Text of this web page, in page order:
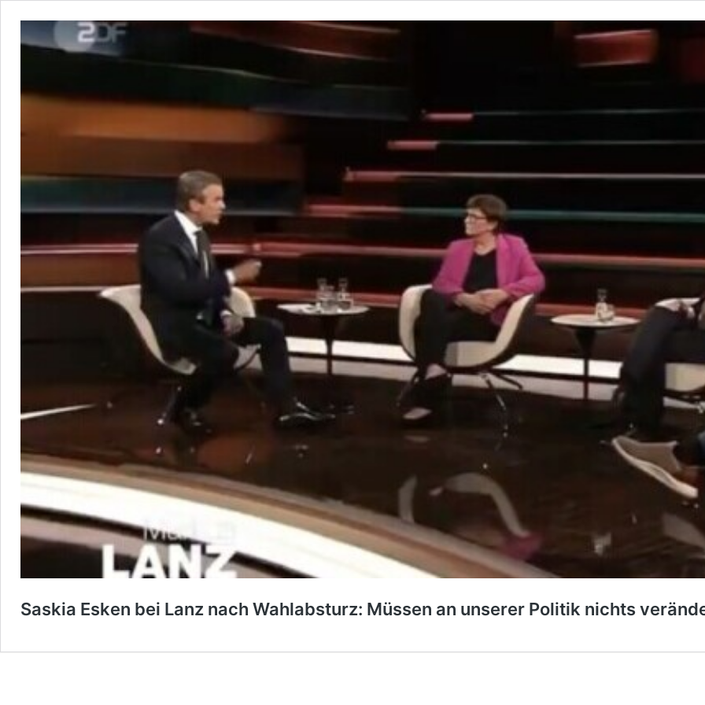
Saskia Esken bei Lanz nach Wahlabsturz: Müssen an unserer Politik nichts